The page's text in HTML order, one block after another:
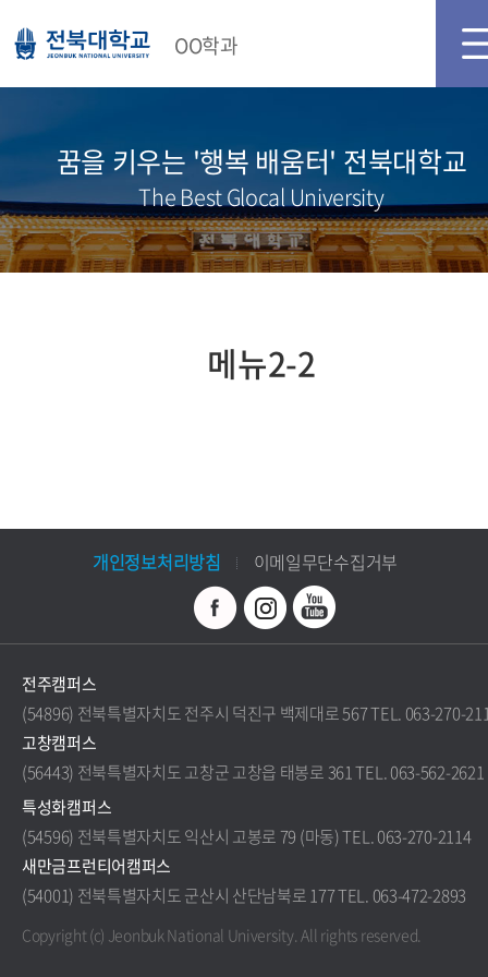
OO학과
꿈을 키우는 '행복 배움터' 전북대학교
The Best Glocal University
메뉴2-2
개인정보처리방침 이메일무단수집거부
전주캠퍼스
(54896) 전북특별자치도 전주시 덕진구 백제대로 567 TEL. 063-270-
고창캠퍼스
(56443) 전북특별자치도 고창군 고창읍 태봉로 361 TEL. 063-562-2621
특성화캠퍼스
(54596) 전북특별자치도 익산시 고봉로 79 (마동) TEL. 063-270-2114
새만금프런티어캠퍼스
(54001) 전북특별자치도 군산시 산단남북로 177 TEL. 063-472-2893
Copyright (c) Jeonbuk National University.All rights reserved.